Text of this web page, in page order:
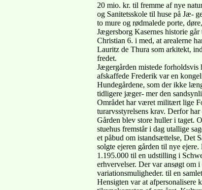
20 mio. kr. til fremme af nye
og Sanitetsskole til huse på Jæ-
to mure og rødmalede porte,
Jægersborg Kasernes historie
Christian 6. i med, at arealerne
Lauritz de Thura som arkitekt,
fredet.
Jægergården mistede
afskaffede Frederik var en
Hundegårdene, som der ikke
tidligere jæger- mer den
Området har været militært lige
turarvsstyrelsens krav. Derfor
Gården blev store huller i taget.
stuehus fremstår i dag utallige
et påbud om istandsættelse, Det
solgte ejeren gården til nye
1.195.000 til en udstilling i
erhvervelser. Der var ansøgt om
variationsmuligheder. til en
Hensigten var at afpersonalisere